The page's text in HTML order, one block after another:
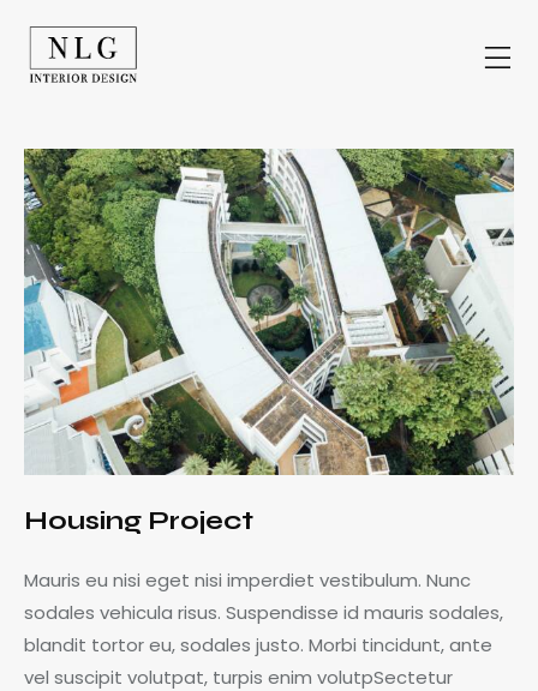
Housing Project
Mauris eu nisi eget nisi imperdiet vestibulum. Nunc
sodales vehicula risus. Suspendisse id mauris sodales,
blandit tortor eu, sodales justo. Morbi tincidunt, ante
vel suscipit volutpat, turpis enim volutpSectetur